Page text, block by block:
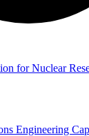
for Nuclear
Engineering